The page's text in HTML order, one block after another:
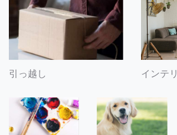
引っ越し インテ